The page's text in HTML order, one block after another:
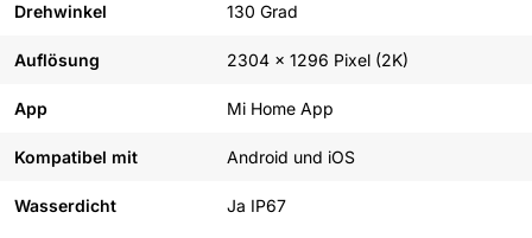
Drehwinkel 130 Grad
Auflösung 2304 x 1296 Pixel (2K)
App Mi Home App
Kompatibel mit Android und iOS
Wasserdicht Ja IP67